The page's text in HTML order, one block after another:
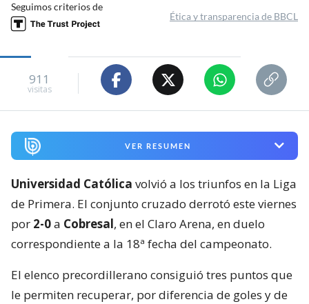
Seguimos criterios de
Ética y transparencia de BBCL
911
visitas
VER RESUMEN
Universidad Católica volvió a los triunfos en la Liga
de Primera. El conjunto cruzado derrotó este viernes
por 2-0a Cobresal, en el Claro Arena, en duelo
correspondiente a la 18ª fecha del campeonato.
El elenco precordillerano consiguió tres puntos que
le permiten recuperar, por diferencia de goles y de